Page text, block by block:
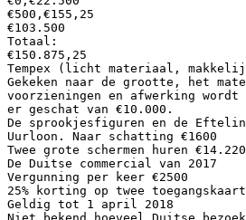
€500,€155,25
€103.500
Totaal:
€150.875,25
Tempex (licht materiaal,
Gekeken naar de grootte, het
voorzieningen en afwerking wordt
er geschat van €10.000.
De sprookjesfiguren en de
Uurloon. Naar schatting €1600
Twee grote schermen huren €14.220
De Duitse commercial van 2017
Vergunning per keer €2500
25% korting op twee
Geldig tot 1 april 2018